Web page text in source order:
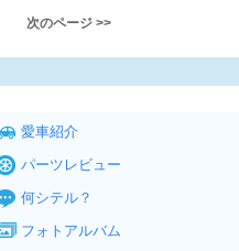
次のページ >>
愛車紹介
パーツレビュー
何シテル？
フォトアルバム